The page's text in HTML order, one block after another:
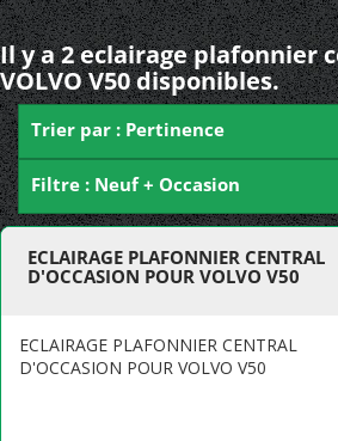
Il y a 2 eclairage plafonnier
VOLVO V50 disponibles.
Trier par : Pertinence
Filtre : Neuf + Occasion
ECLAIRAGE PLAFONNIER CENTRAL
D'OCCASION POUR VOLVO V50
ECLAIRAGE PLAFONNIER CENTRAL
D'OCCASION POUR VOLVO V50